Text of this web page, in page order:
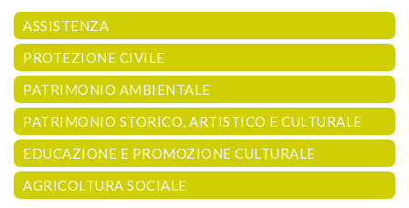
ASSISTENZA
PROTEZIONE CIVILE
PATRIMONIO AMBIENTALE
PATRIMONIO STORICO, ARTISTICO E CULTURALE
EDUCAZIONE E PROMOZIONE CULTURALE
AGRICOLTURA SOCIALE